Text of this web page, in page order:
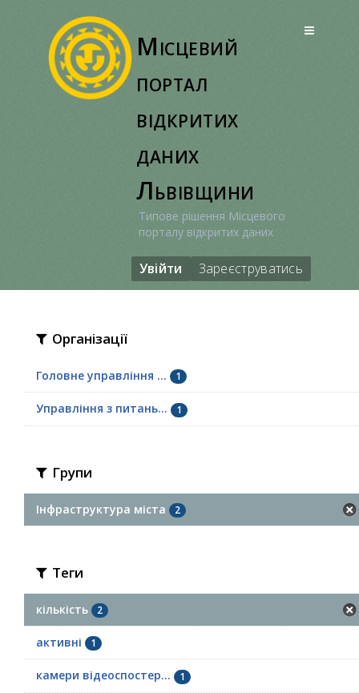
Місцевий
портал
відкритих
даних
Львівщини
Типове рішення Місцевого
порталу відкритих даних
Увійти Зареєструватись
Організації
Головне управління ... 1
Управління з питань... 1
Групи
Інфраструктура міста 2
Теги
кількість 2
активні 1
камери відеоспостер... 1